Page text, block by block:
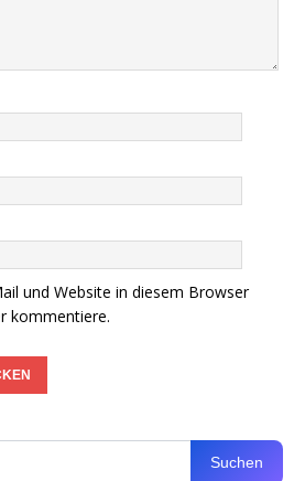
und Website in diesem Browser
kommentiere.
Suchen